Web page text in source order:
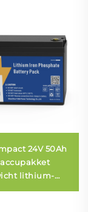
24V 50Ah
lithium-
voor